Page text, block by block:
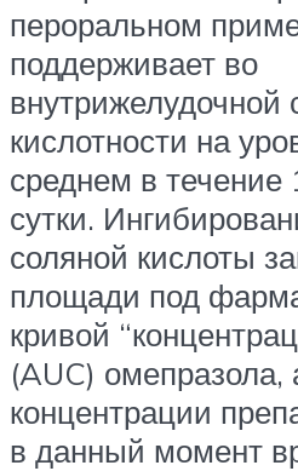
пероральном
поддерживает во
внутрижелудочной
кислотности на
среднем в течение
сутки.
соляной кислоты
площади под
кривой
(AUC) омепразола,
концентрации
в данный момент